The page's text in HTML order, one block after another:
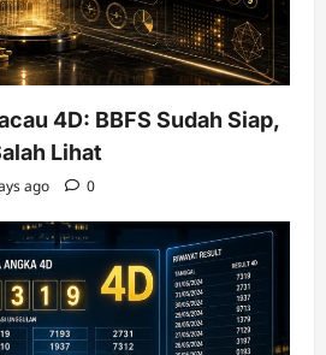
4D: BBFS Sudah Siap,
Lihat
ago 0